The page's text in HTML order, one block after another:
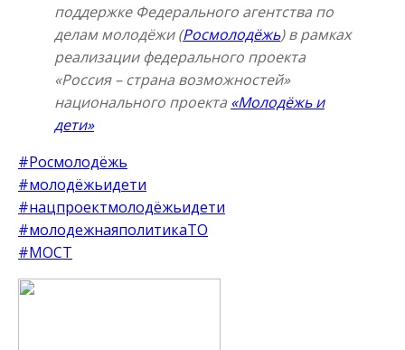
поддержке Федерального агентства по
делам молодёжи (Росмолодёжь) в рамках
реализации федерального проекта
«Россия – страна возможностей»
национального проекта «Молодёжь и
дети»
#Росмолодёжь
#молодёжьидети
#нацпроектмолодёжьидети
#молодежнаяполитикаТО
#МОСТ